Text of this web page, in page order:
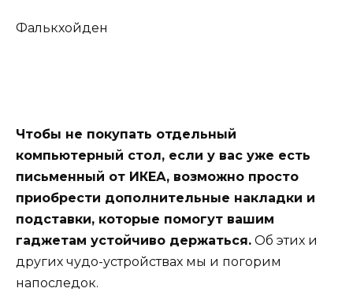
Фалькхойден
Чтобы не покупать отдельный
компьютерный стол, если у вас уже есть
письменный от ИКЕА, возможно просто
приобрести дополнительные накладки и
подставки, которые помогут вашим
гаджетам устойчиво держаться. Об этих и
других чудо-устройствах мы и погорим
напоследок.